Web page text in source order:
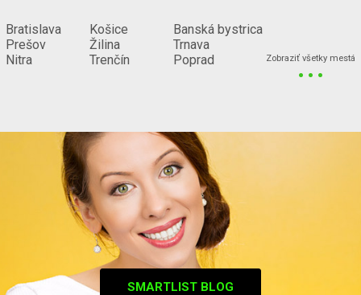
Bratislava
Prešov
Nitra
Košice
Žilina
Trenčín
Banská bystrica
Trnava
Poprad
Zobraziť všetky mestá
...
SMARTLIST BLOG